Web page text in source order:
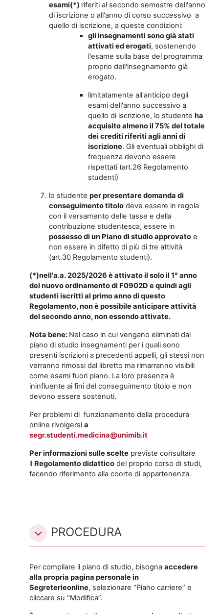
esami(*) riferiti al secondo semestre dell'anno
di iscrizione o all'anno di corso successivo a
quello di iscrizione, a queste condizioni:
gli insegnamenti sono già stati
attivati ed erogati, sostenendo
l'esame sulla base del programma
proprio dell'insegnamento già
erogato.
limitatamente all'anticipo degli
esami dell'anno successivo a
quello di iscrizione, lo studente ha
acquisito almeno il 75% del totale
dei crediti riferiti agli anni di
iscrizione. Gli eventuali obblighi di
frequenza devono essere
rispettati (art.26 Regolamento
studenti)
lo studente per presentare domanda di
conseguimento titolo deve essere in regola
con il versamento delle tasse e della
contribuzione studentesca, essere in
possesso di un Piano di studio approvato e
non essere in difetto di più di tre attività
(art.30 Regolamento studenti).
(*)nell'a.a. 2025/2026 è attivato il solo il 1° anno
del nuovo ordinamento di F0902D e quindi agli
studenti iscritti al primo anno di questo
Regolamento, non è possibile anticipare attività
del secondo anno, non essendo attivate.
Nota bene: Nel caso in cui vengano eliminati dal
piano di studio insegnamenti per i quali sono
presenti iscrizioni a precedenti appelli, gli stessi non
verranno rimossi dal libretto ma rimarranno visibili
come esami fuori piano. La loro presenza è
ininfluente ai fini del conseguimento titolo e non
devono essere sostenuti.
Per problemi di funzionamento della procedura
online rivolgersi a
segr.studenti.medicina@unimib.it
Per informazioni sulle scelte previste consultare
il Regolamento didattico del proprio corso di studi,
facendo riferimento alla coorte di appartenenza.
PROCEDURA
Per compilare il piano di studio, bisogna accedere
alla propria pagina personale in
Segreterieonline, selezionare “Piano carriere” e
cliccare su “Modifica”.